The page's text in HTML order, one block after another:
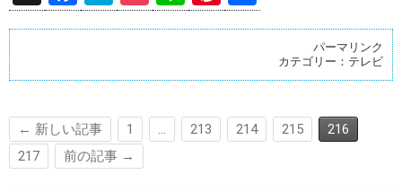
a
b
o
k
at
n
o
et
n
nt
es
有
パーマリンク
カテゴリー： テレビ
← 新しい記事 1 … 213 214 215
216
217
前の記事 →